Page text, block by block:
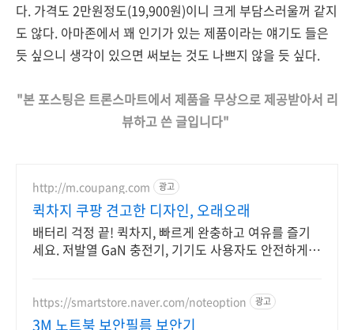
다. 가격도 2만원정도(19,900원)이니 크게 부담스러울꺼 같지
도 않다. 아마존에서 꽤 인기가 있는 제품이라는 얘기도 들은
듯 싶으니 생각이 있으면 써보는 것도 나쁘지 않을 듯 싶다.
"본 포스팅은 트론스마트에서 제품을 무상으로 제공받아서 리
뷰하고 쓴 글입니다"
http://m.coupang.com 광고
퀵차지 쿠팡 견고한 디자인, 오래오래
배터리 걱정 끝! 퀵차지, 빠르게 완충하고 여유를 즐기
세요. 저발열 GaN 충전기, 기기도 사용자도 안전하게!
https://smartstore.naver.com/noteoption 광고
3M 노트북 보안필름 보안기